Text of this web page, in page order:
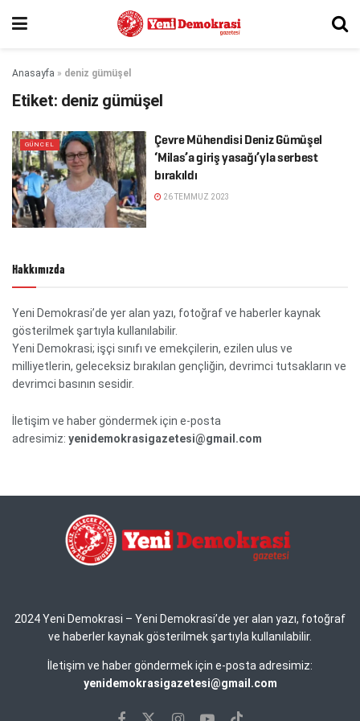
Anasayfa » deniz gümüşel
Etiket: deniz gümüşel
GÜNCEL
Çevre Mühendisi Deniz Gümüşel
‘Milas’a giriş yasağı’yla serbest
bırakıldı
26 TEMMUZ 2023
Hakkımızda
Yeni Demokrasi’de yer alan yazı, fotoğraf ve haberler kaynak
gösterilmek şartıyla kullanılabilir.
Yeni Demokrasi; işçi sınıfı ve emekçilerin, ezilen ulus ve
milliyetlerin, geleceksiz bırakılan gençliğin, devrimci tutsakların ve
devrimci basının sesidir.
İletişim ve haber göndermek için e-posta
adresimiz: yenidemokrasigazetesi@gmail.com
2024 Yeni Demokrasi – Yeni Demokrasi’de yer alan yazı, fotoğraf
ve haberler kaynak gösterilmek şartıyla kullanılabilir.
İletişim ve haber göndermek için e-posta adresimiz:
yenidemokrasigazetesi@gmail.com